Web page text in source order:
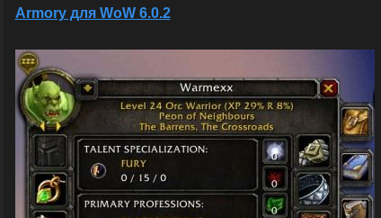
Armory для WoW 6.0.2